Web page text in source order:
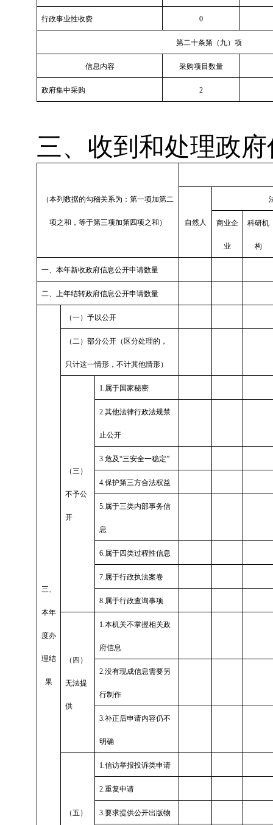
行政事业性收费 0
第二十条第（九）项
信息内容 采购项目数量
政府集中采购 2
三、收到和处理政
（本列数据的勾稽关系为：第一项加第二
项之和，等于第三项加第四项之和） 自然人 商业企
业
科研机
构
一、本年新收政府信息公开申请数量
二、上年结转政府信息公开申请数量
三、
本年
度办
理结
果
（一）予以公开
（二）部分公开（区分处理的，
只计这一情形，不计其他情形）
（三）
不予公
开
1.属于国家秘密
2.其他法律行政法规禁
止公开
3.危及“三安全一稳定”
4.保护第三方合法权益
5.属于三类内部事务信
息
6.属于四类过程性信息
7.属于行政执法案卷
8.属于行政查询事项
（四）
无法提
供
1.本机关不掌握相关政
府信息
2.没有现成信息需要另
行制作
3.补正后申请内容仍不
明确
（五）
1.信访举报投诉类申请
2.重复申请
3.要求提供公开出版物